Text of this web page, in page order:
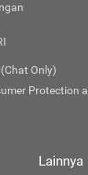
Only)
Protection
Lainnya